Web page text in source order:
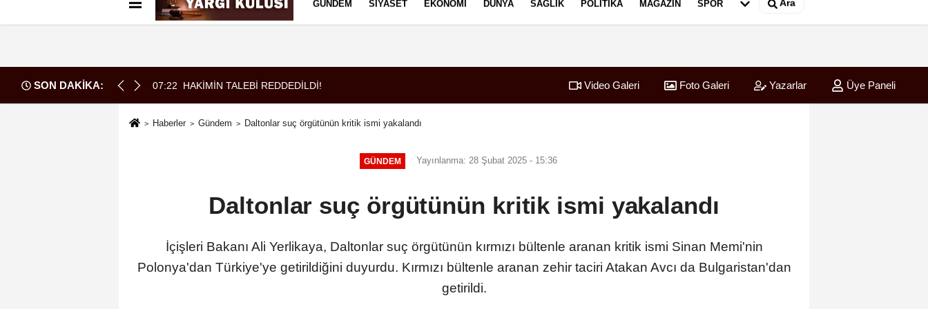
Künye İletişim Çerez Politikası
GÜNDEM SIYASET EKONOMI DÜNYA SAĞLIK POLITIKA MAGAZIN SPOR Ara
SON DAKİKA: 07:22 HAKİMİN TALEBİ REDDEDİLDİ! Borç patladı icra fırladı
Video Galeri Foto Galeri Yazarlar Üye Paneli
Haberler Gündem Daltonlar suç örgütünün kritik ismi yakalandı
GÜNDEM Yayınlanma: 28 Şubat 2025 - 15:36
Daltonlar suç örgütünün kritik ismi yakalandı
İçişleri Bakanı Ali Yerlikaya, Daltonlar suç örgütünün kırmızı bültenle aranan kritik ismi Sinan Memi'nin
Polonya'dan Türkiye'ye getirildiğini duyurdu. Kırmızı bültenle aranan zehir taciri Atakan Avcı da Bulgaristan'dan
getirildi.